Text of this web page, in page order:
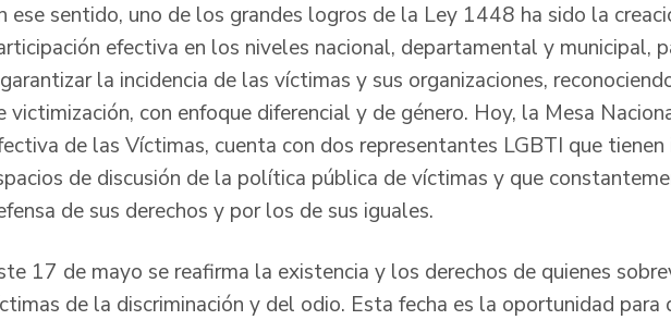
ese sentido, uno de los grandes logros de la Ley 1448 ha sido la
efectiva en los niveles nacional, departamental y municipal,
la incidencia de las víctimas y sus organizaciones,
victimización, con enfoque diferencial y de género. Hoy, la Mesa
de las Víctimas, cuenta con dos representantes LGBTI que tienen
de discusión de la política pública de víctimas y que
de sus derechos y por los de sus iguales.
17 de mayo se reafirma la existencia y los derechos de quienes
de la discriminación y del odio. Esta fecha es la oportunidad para